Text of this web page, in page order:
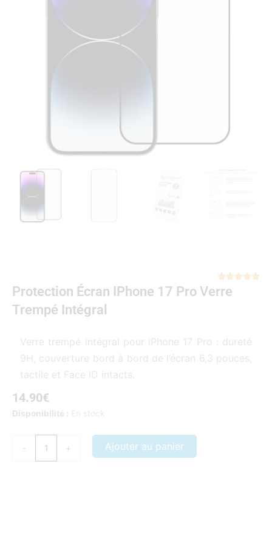

Protection Écran IPhone 17 Pro Verre
Trempé Intégral
Verre trempé intégral pour iPhone 17 Pro : dureté
9H, couverture bord à bord de l’écran 6,3 pouces,
tactile et Face ID intacts.
14.90€
Disponibilité : En stock
-
quantité
+ Ajouter au panier